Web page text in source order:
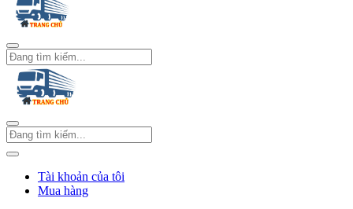
Tài khoản của tôi
Mua hàng